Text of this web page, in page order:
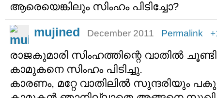
ആരെയെങ്കിലും സിംഹം പിടിച്ചോ?
mujined December 2011 Permalink
രാജകുമാരി സിംഹത്തിന്റെ വാതില്‍
കാമുകനെ സിംഹം പിടിച്ചു.
കാരണം, മറ്റേ വാതിലില്‍ സുന്ദരിയും